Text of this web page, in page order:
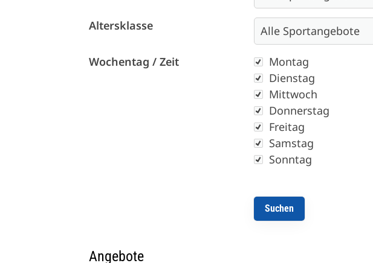
Altersklasse
Wochentag / Zeit Wochentag
Montag
Dienstag
Mittwoch
Donnerstag
Freitag
Samstag
Sonntag
Angebote
Sportsuche